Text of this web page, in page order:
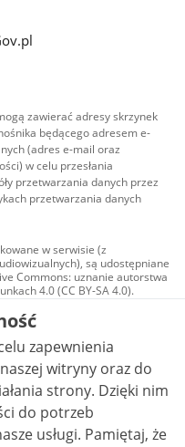
zawierać adresy skrzynek
będącego adresem e-
(adres e-mail oraz
w celu przesłania
przetwarzania danych przez
przetwarzania danych
w serwisie (z
są udostępniane
Commons: uznanie autorstwa
4.0 (CC BY-SA 4.0).
w tym zdjęcia, materiały
na licencji typu
autorstwa użycie
zależnych 4.0 (CC BY-
to stwierdzone inaczej.
zapewnienia
witryny oraz do
Dzięki nim
do potrzeb
Pamiętaj, że